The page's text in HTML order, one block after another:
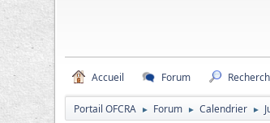
Accueil Forum
Portail OFCRA ► Forum ► Calendrier ►